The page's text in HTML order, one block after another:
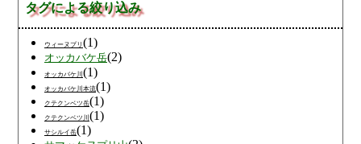
タグによる絞り込み
ウィーヌプリ (1)
オッカバケ岳(2)
オッカバケ川 (1)
オッカバケ川本流(1)
クテクンベツ岳(1)
クテクンベツ川 (1)
サシルイ岳(1)